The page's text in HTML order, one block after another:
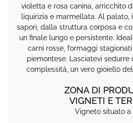
violetta e rosa canina, arricchito
liquirizia e marmellata. Al palato,
sapori, dalla struttura corposa e
un finale lungo e persistente.
carni rosse, formaggi
piemontese. Lasciatevi sedurre
complessità, un vero gioiello
ZONA DI
VIGNETI E
Vigneto situato a